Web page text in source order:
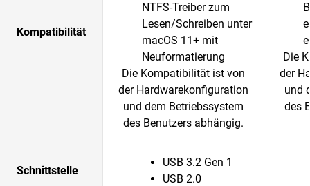
Kompatibilität
NTFS-Treiber zum
Lesen/Schreiben unter
macOS 11+ mit
Neuformatierung
Die Kompatibilität ist von
der Hardwarekonfiguration
und dem Betriebssystem
des Benutzers abhängig.
Die
der
und
des
Schnittstelle
USB 3.2 Gen 1
USB 2.0